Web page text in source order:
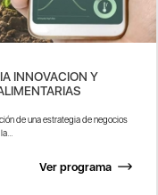
INNOVACION Y
de una estrategia de negocios
Ver programa